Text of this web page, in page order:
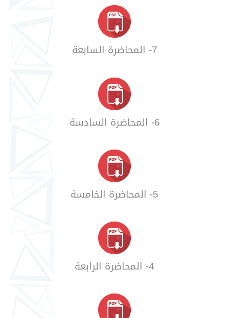
7- المحاضرة السابعة
6- المحاضرة السادسة
5- المحاضرة الخامسة
4- المحاضرة الرابعة